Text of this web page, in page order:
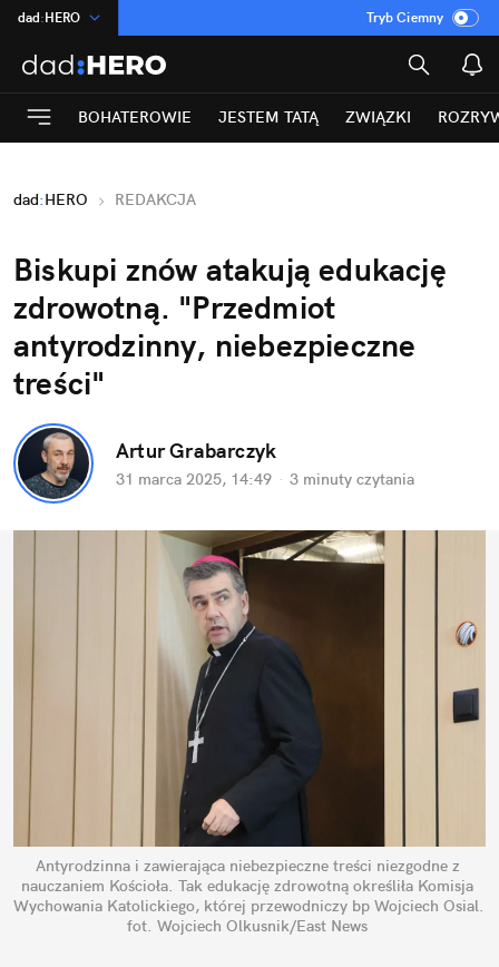
dad:HERO
:Temat
INN:Poland
ASZ:dziennik
Rozrywka
Tryb Ciemny
BOHATEROWIE JESTEM TATĄ ZWIĄZKI
dad:HERO REDAKCJA
Biskupi znów atakują edukację
zdrowotną. "Przedmiot
antyrodzinny, niebezpieczne
treści"
Artur Grabarczyk
31 marca 2025, 14:49 · 3 minuty czytania
Antyrodzinna i zawierająca niebezpieczne treści niezgodne z
nauczaniem Kościoła. Tak edukację zdrowotną określiła Komisja
Wychowania Katolickiego, której przewodniczy bp Wojciech Osial.
fot. Wojciech Olkusnik/East News